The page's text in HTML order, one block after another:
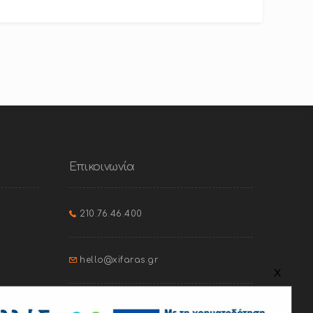
Επικοινωνία
210.76.46.400
hello@xifaras.gr
x